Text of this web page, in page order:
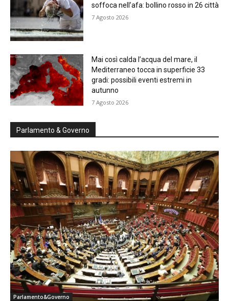
soffoca nell’afa: bollino rosso in 26 città
7 Agosto 2026
Mai così calda l’acqua del mare, il
Mediterraneo tocca in superficie 33
gradi: possibili eventi estremi in
autunno
7 Agosto 2026
Parlamento & Governo
Parlamento&Governo